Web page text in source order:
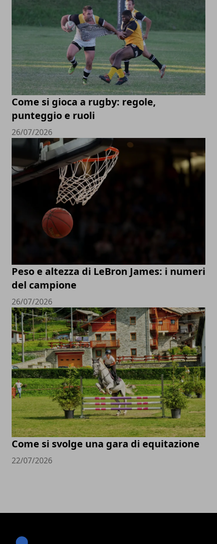
Come si gioca a rugby: regole,
punteggio e ruoli
26/07/2026
Peso e altezza di LeBron James: i numeri
del campione
26/07/2026
Come si svolge una gara di equitazione
22/07/2026